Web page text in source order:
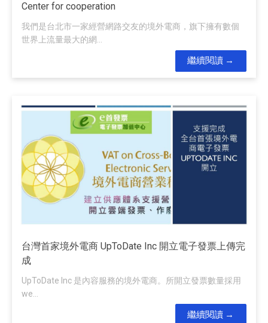
Center for cooperation
我們是台北市一家經營網路交友的境外電商，旗下擁有數個
世界上流量最大的網...
繼續閱讀
台灣首家境外電商 UpToDate Inc 開立電子發票上傳完
成
UpToDate Inc 是內容服務的境外電商。所開立發票數量採用
we...
繼續閱讀